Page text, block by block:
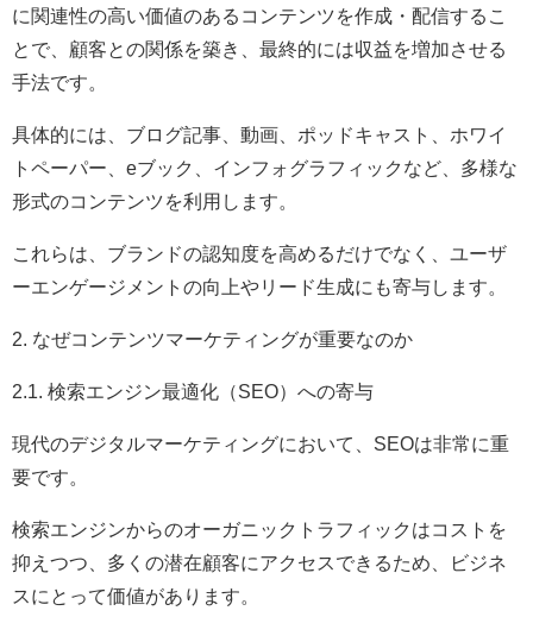
に関連性の高い価値のあるコンテンツを作成・配信するこ
とで、顧客との関係を築き、最終的には収益を増加させる
手法です。
具体的には、ブログ記事、動画、ポッドキャスト、ホワイ
トペーパー、eブック、インフォグラフィックなど、多様な
形式のコンテンツを利用します。
これらは、ブランドの認知度を高めるだけでなく、ユーザ
ーエンゲージメントの向上やリード生成にも寄与します。
2. なぜコンテンツマーケティングが重要なのか
2.1. 検索エンジン最適化（SEO）への寄与
現代のデジタルマーケティングにおいて、SEOは非常に重
要です。
検索エンジンからのオーガニックトラフィックはコストを
抑えつつ、多くの潜在顧客にアクセスできるため、ビジネ
スにとって価値があります。